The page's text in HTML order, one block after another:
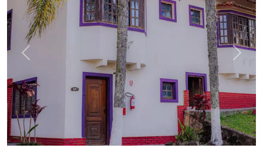
Previous Next